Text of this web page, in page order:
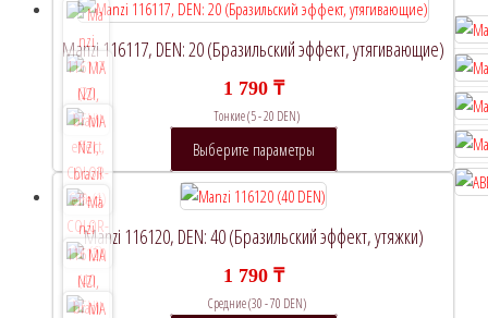
В продаже(0)
Категории товаров
Метки товаров
Manzi 116117, DEN: 20 (Бразильский эффект, утягивающие)
1 790 ₸
Тонкие (5 - 20 DEN)
Выберите параметры
товар
несколько
вариаций.
Manzi 116120, DEN: 40 (Бразильский эффект, утяжки)
1 790 ₸
Средние (30 - 70 DEN)